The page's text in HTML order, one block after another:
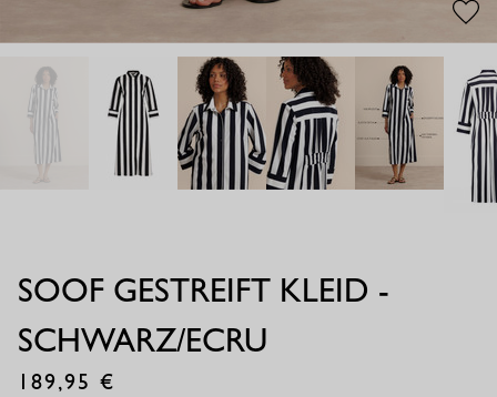
SOOF GESTREIFT KLEID -
SCHWARZ/ECRU
189,95